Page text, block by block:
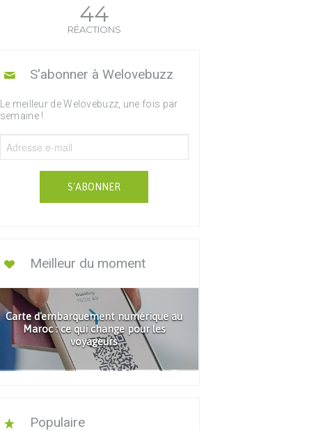
44
RÉACTIONS
S'abonner à Welovebuzz
Le meilleur de Welovebuzz, une fois par
semaine !
S'ABONNER
Meilleur du moment
Carte d'embarquement numérique au
Maroc : ce qui change pour les
voyageurs
Populaire